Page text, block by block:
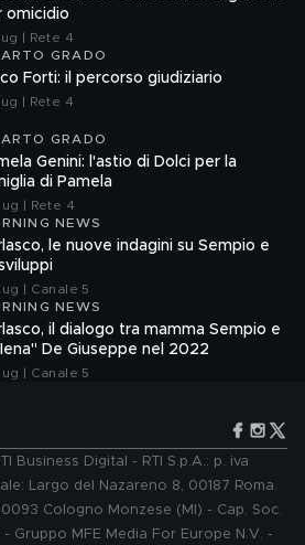
omicidio
| Rete 4
GRADO
Forti: il percorso giudiziario
| Rete 4
GRADO
Genini: l'astio di Dolci per la
di Pamela
| Rete 4
NEWS
le nuove indagini su Sempio e
| Canale 5
NEWS
il dialogo tra mamma Sempio e
De Giuseppe nel 2022
| Canale 5
Business Digital - RTI S.p.A.: p. iva
Largo del Nazareno 8, 00187 Roma.
Cologno Monzese (MI) - Cap. Soc.
Gruppo MFE Media For Europe N.V. -